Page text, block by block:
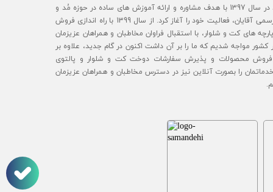
آقای مُد در سال 1397 با هدف مشاوره و ارائه آموزش های ساده در حوزه مُد و
استایل رسمی آقایان، فعالیت خود را آغاز کرد. از سال 1399 با راه اندازی فروش
های کت و شلوار، با استقبال فراوان مخاطبان و همراهان عزیزمان
کشور مواجه شدیم که ما را بر آن داشت اکنون در گام جدید، علاوه بر
محصولات و پذیرش سفارشات دوخت کت و شلوار و پالتوی
خدماتمان را بصورت آنلاین نیز در دسترس مخاطبان و همراهان عزیزمان